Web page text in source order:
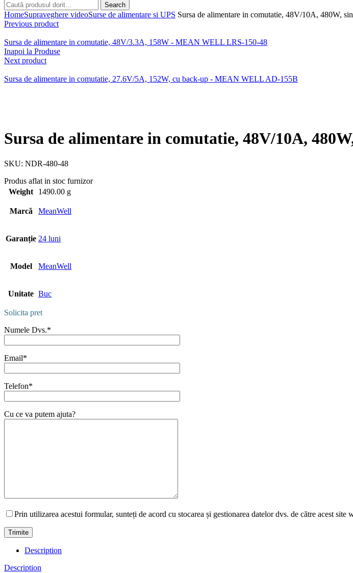
Search
HomeSupraveghere videoSurse de alimentare si UPS Sursa de alimentare in comutatie, 48V/10A, 480W,
Previous product
Sursa de alimentare in comutatie, 48V/3.3A, 158W - MEAN WELL LRS-150-48
Inapoi la Produse
Next product
Sursa de alimentare in comutatie, 27.6V/5A, 152W, cu back-up - MEAN WELL AD-155B
Sursa de alimentare in comutatie, 48V/10A,
SKU: NDR-480-48
Produs aflat in stoc furnizor
Weight
1490.00 g
Marcă MeanWell
Garanție 24 luni
Model MeanWell
Unitate Buc
Solicita pret
Numele Dvs.*
Email*
Telefon*
Cu ce va putem ajuta?
Prin utilizarea acestui formular, sunteți de acord cu stocarea și gestionarea datelor dvs. de către acest site
Description
Description